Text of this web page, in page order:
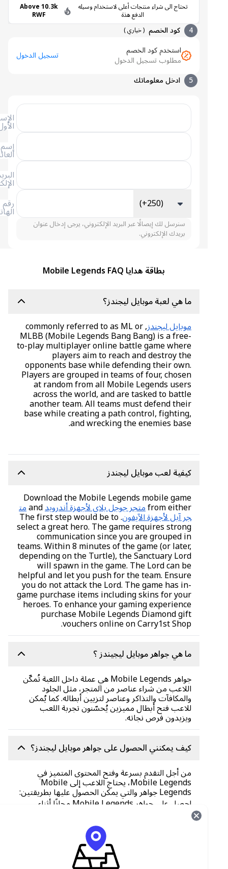
تحتاج الى شراء منتجات أعلى لاستخدام وسيله
الدفع هذة
Above 10.3k
RWF
كود الخصم (خياري )
استخدم كود الخصم
مطلوب تسجيل الدخول
تسجيل الدخول
ادخل معلوماتك
العائلة
الإلكتروني
الهاتف (+250)
سنرسل لك إيصالًا عبر البريد الإلكتروني، يرجى إدخال عنوان
بريدك الإلكتروني.
بطاقة هدايا Mobile Legends FAQ
ما هي لعبة موبايل ليجندز؟
موبايل ليجندز , commonly referred to as ML or
MLBB (Mobile Legends Bang Bang) is a free-
to-play multiplayer online battle game where
players aim to reach and destroy the
opponents base while defending their own.
Players are grouped in teams of four, chosen
at random from all Mobile Legends users
across the world, and are tasked to battle
another team. All teams must defend their
base while creating a path control, fighting,
and wrecking the enemies base.
كيفية لعب موبايل ليجندز
Download the Mobile Legends mobile game
from eitherمتجر جوجل بلاي لأجهزة أندرويدand مت
جر آبل لأجهزة الآيفون . The first step would be to
select a great hero. The game requires strong
communication since you are grouped in
teams. Within 8 minutes of the game (or later,
depending on the Turtle), the Sanctuary Lord
will spawn in the game. The Lord can be
helpful and let you push for the team. Ensure
you do not attack the Lord. The game has in-
game purchase items including skins for your
heroes. To enhance your gaming experience
purchase Mobile Legends Diamond gift
vouchers online on Carry1st Shop.
ما هي جواهر موبايل ليجيندز ؟
جواهر Mobile Legends هي عملة داخل اللعبة تُمكّن
اللاعب من شراء عناصر من المتجر، مثل الجلود
والمكافآت والتذاكر وعناصر لتزيين أبطاله. كما يُمكن
للاعب فتح أبطال مميزين يُحسّنون تجربة اللعب
ويزيدون فرص نجاته.
كيف يمكنني الحصول على جواهر موبايل ليجندز؟
من أجل التقدم بسرعة وفتح المحتوى المتميز في
Mobile Legends، يحتاج اللاعب إلى Mobile
Legends جواهر والتي يمكن الحصول عليها بطريقتين:
احصل على جواهر Mobile Legends مجانًا أثناء
اللعب
شراء قسيمة بطاقة هدايا الماس القابلة للاسترداد